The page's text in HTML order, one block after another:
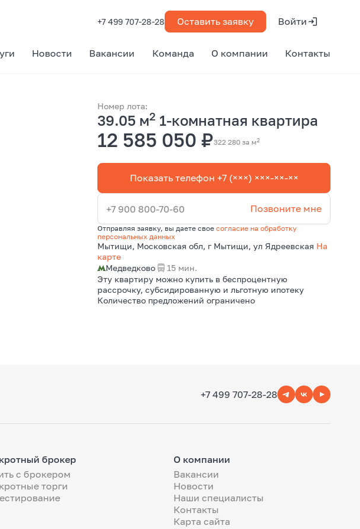
+7 499 707-28-28 Оставить заявку Войти
Новости Вакансии Команда О компании Контакты
Номер лота:
39.05 м2 1-комнатная квартира
12 585 050 ₽322 280 за м2
Показать телефон +7 (×××) ×××-××-××
+7 900 800-70-60 Позвоните мне
Отправляя заявку, вы даете своесогласие на обработку
персональных данных
Мытищи, Московская обл, г Мытищи, ул Ядреевская На
карте
Медведково
15 мин.
Эту квартиру можно купить в беспроцентную
рассрочку, субсидированную и льготную ипотеку
Количество предложений ограничено
+7 499 707-28-28
брокер
с брокером
торги
О компании
Вакансии
Новости
Наши специалисты
Контакты
Карта сайта